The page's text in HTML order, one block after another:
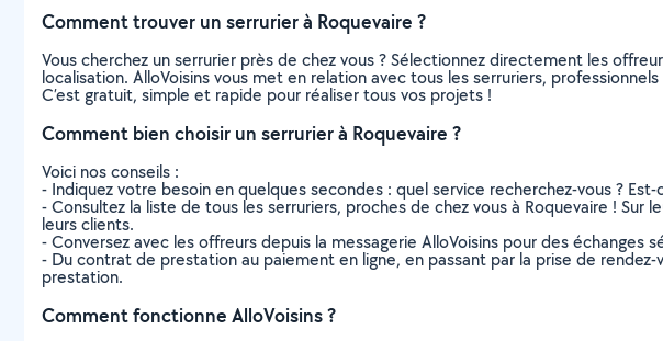
Comment trouver un serrurier à Roquevaire ?
Vous cherchez un serrurier près de chez vous ? Sélectionnez directement les
localisation. AlloVoisins vous met en relation avec tous les serruriers,
C’est gratuit, simple et rapide pour réaliser tous vos projets !
Comment bien choisir un serrurier à Roquevaire ?
Voici nos conseils :
- Indiquez votre besoin en quelques secondes : quel service recherchez-vous ?
- Consultez la liste de tous les serruriers, proches de chez vous à Roquevaire !
leurs clients.
- Conversez avec les offreurs depuis la messagerie AlloVoisins pour des échanges
- Du contrat de prestation au paiement en ligne, en passant par la prise de
prestation.
Comment fonctionne AlloVoisins ?